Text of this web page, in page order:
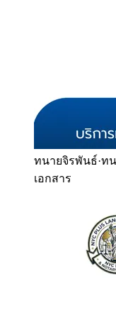
ทนายจิรพันธ์·ท
เอกสาร